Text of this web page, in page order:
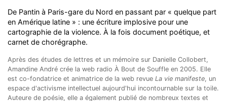
De Pantin à Paris-gare du Nord en passant par « quelque part
en Amérique latine » : une écriture implosive pour une
cartographie de la violence. À la fois document poétique, et
carnet de chorégraphe.
Après des études de lettres et un mémoire sur Danielle Collobert,
Amandine André crée la web radio À Bout de Souffle en 2005. Elle
est co-fondatrice et animatrice de la web revue La vie manifeste, un
espace d'activisme intellectuel aujourd'hui incontournable sur la toile.
Auteure de poésie, elle a également publié de nombreux textes et